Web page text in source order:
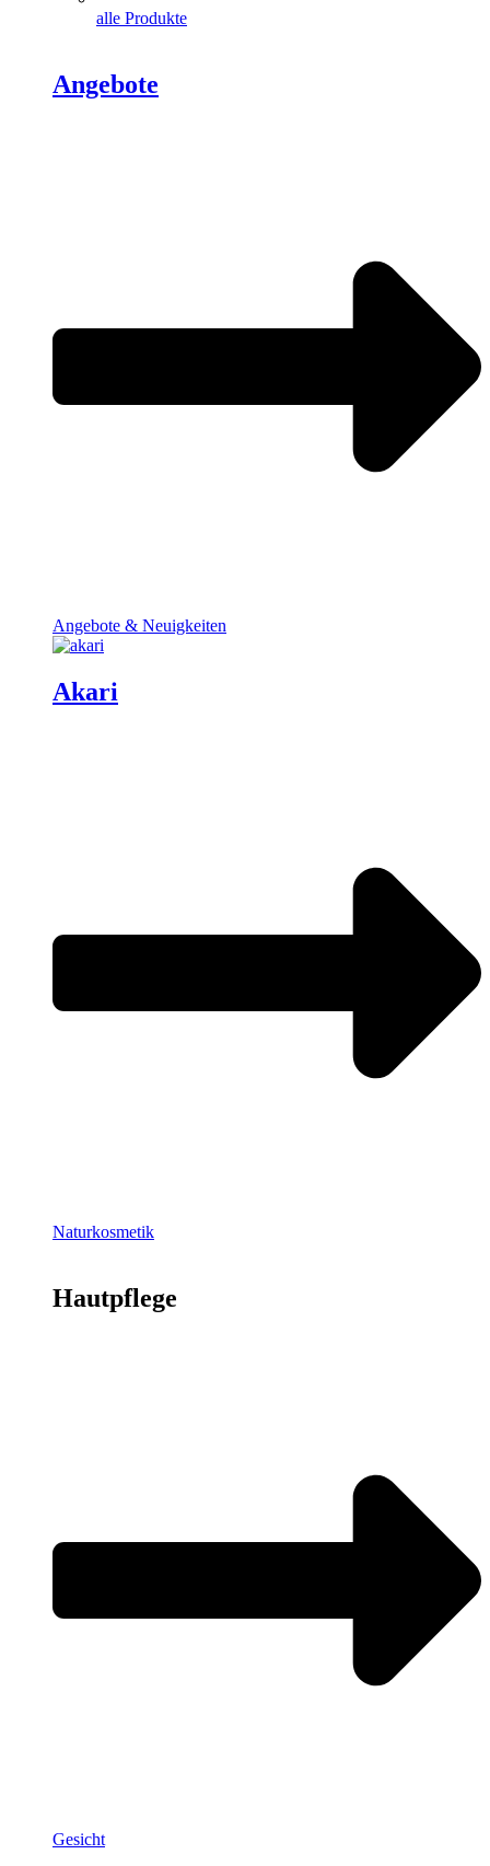
alle Produkte
Angebote
Angebote & Neuigkeiten
Akari
Naturkosmetik
Hautpflege
Gesicht